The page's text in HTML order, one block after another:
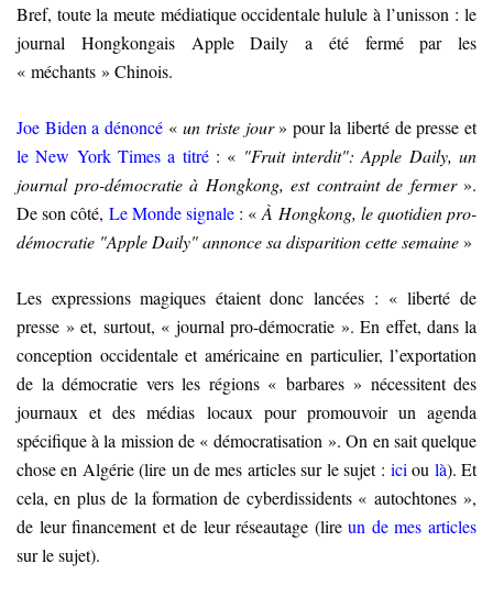
Bref, toute la meute médiatique occidentale hulule à l’unisson : le
journal Hongkongais Apple Daily a été fermé par les
« méchants » Chinois.
Joe Biden a dénoncé«un triste jour» pour la liberté de presse et
le New York Times a titré : « "Fruit interdit": Apple Daily, un
journal pro-démocratie à Hongkong, est contraint de fermer».
De son côté, Le Monde signale : «À Hongkong, le quotidien pro-
démocratie "Apple Daily" annonce sa disparition cette semaine»
Les expressions magiques étaient donc lancées : « liberté de
presse » et, surtout, « journal pro-démocratie ». En effet, dans la
conception occidentale et américaine en particulier, l’exportation
de la démocratie vers les régions « barbares » nécessitent des
journaux et des médias locaux pour promouvoir un agenda
spécifique à la mission de « démocratisation ». On en sait quelque
chose en Algérie (lire un de mes articles sur le sujet : ici ou là). Et
cela, en plus de la formation de cyberdissidents « autochtones »,
de leur financement et de leur réseautage (lireun de mes articles
sur le sujet).